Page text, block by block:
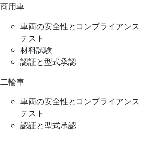
商用車
車両の安全性とコンプライアンス
テスト
材料試験
認証と型式承認
二輪車
車両の安全性とコンプライアンス
テスト
認証と型式承認